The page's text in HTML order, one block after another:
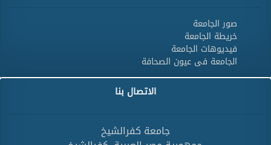
صور الجامعة
خريطة الجامعة
فيديوهات الجامعة
الجامعة فى عيون الصحافة
الاتصال بنا
جامعة كفرالشيخ